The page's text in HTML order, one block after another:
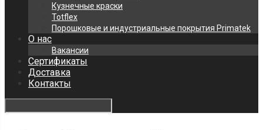
Кузнечные краски
Totflex
Порошковые и индустриальные покрытия Primatek
О нас
Вакансии
Сертификаты
Доставка
Контакты